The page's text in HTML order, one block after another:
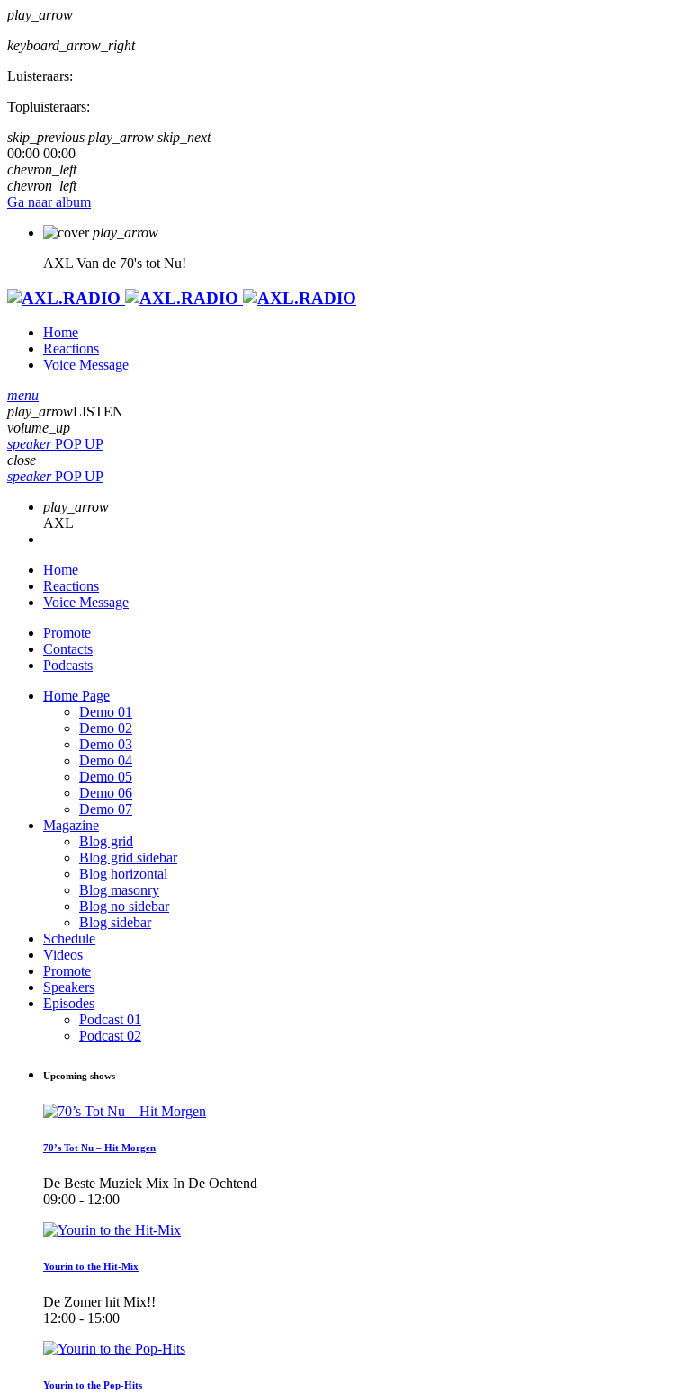
play_arrow
keyboard_arrow_right
Luisteraars:
Topluisteraars:
skip_previous play_arrow skip_next
00:00 00:00
chevron_left
chevron_left
Ga naar album
play_arrow
AXL Van de 70's tot Nu!
Home
Reactions
Voice Message
menu
play_arrowLISTEN
volume_up
speakerPOP UP
close
speakerPOP UP
play_arrow
AXL
Home
Reactions
Voice Message
Promote
Contacts
Podcasts
Home Page
Demo 01
Demo 02
Demo 03
Demo 04
Demo 05
Demo 06
Demo 07
Magazine
Blog grid
Blog grid sidebar
Blog horizontal
Blog masonry
Blog no sidebar
Blog sidebar
Schedule
Videos
Promote
Speakers
Episodes
Podcast 01
Podcast 02
Upcoming shows
70’s Tot Nu – Hit Morgen
De Beste Muziek Mix In De Ochtend
09:00 - 12:00
Yourin to the Hit-Mix
De Zomer hit Mix!!
12:00 - 15:00
Yourin to the Pop-Hits